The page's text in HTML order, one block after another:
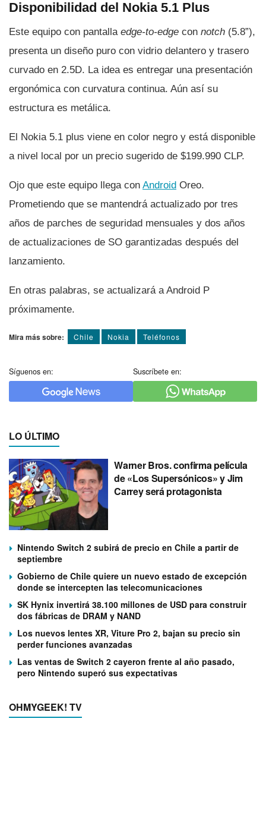
Disponibilidad del Nokia 5.1 Plus
Este equipo con pantalla edge-to-edge con notch (5.8”),
presenta un diseño puro con vidrio delantero y trasero
curvado en 2.5D. La idea es entregar una presentación
ergonómica con curvatura continua. Aún así­ su
estructura es metálica.
El Nokia 5.1 plus viene en color negro y está disponible
a nivel local por un precio sugerido de $199.990 CLP.
Ojo que este equipo llega con Android Oreo.
Prometiendo que se mantendrá actualizado por tres
años de parches de seguridad mensuales y dos años
de actualizaciones de SO garantizadas después del
lanzamiento.
En otras palabras, se actualizará a Android P
próximamente.
Mira más sobre: Chile Nokia Teléfonos
Síguenos en: Suscríbete en:
LO ÚLTIMO
Warner Bros. confirma película
de «Los Supersónicos» y Jim
Carrey será protagonista
Nintendo Switch 2 subirá de precio en Chile a partir de
septiembre
Gobierno de Chile quiere un nuevo estado de excepción
donde se intercepten las telecomunicaciones
SK Hynix invertirá 38.100 millones de USD para construir
dos fábricas de DRAM y NAND
Los nuevos lentes XR, Viture Pro 2, bajan su precio sin
perder funciones avanzadas
Las ventas de Switch 2 cayeron frente al año pasado,
pero Nintendo superó sus expectativas
OHMYGEEK! TV